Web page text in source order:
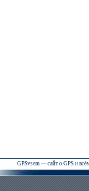
GPSvsem — сайт о GPS и